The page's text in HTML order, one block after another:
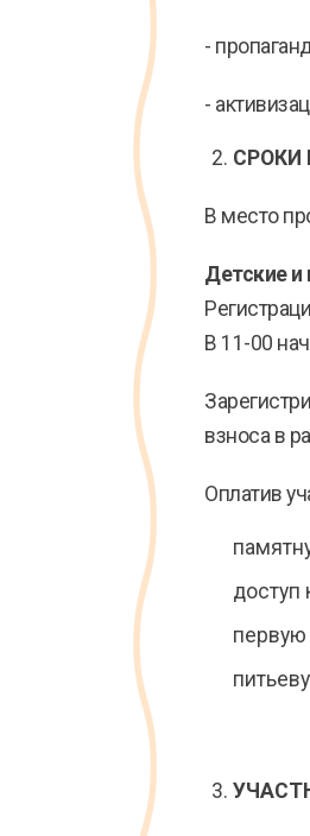
-
-
СРОКИ
В место
Детские и
В 11-00
взноса в
Оплатив
доступ